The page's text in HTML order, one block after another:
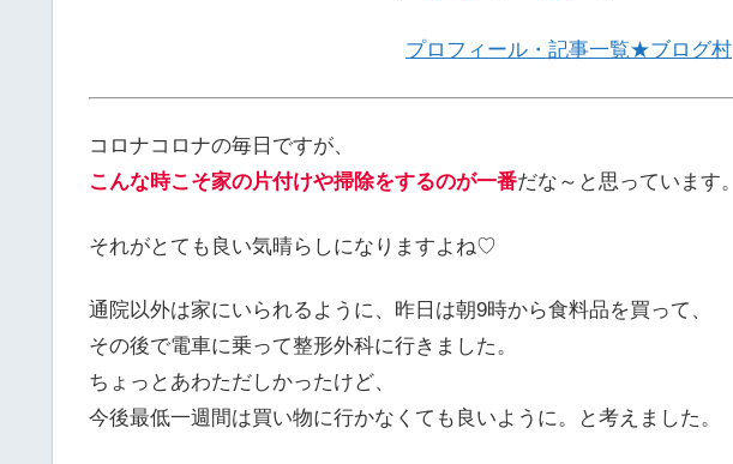
プロフィール・記事一覧★ブログ村
コロナコロナの毎日ですが、
こんな時こそ家の片付けや掃除をするのが一番だな～と思っています。
それがとても良い気晴らしになりますよね♡
通院以外は家にいられるように、昨日は朝9時から食料品を買って、
その後で電車に乗って整形外科に行きました。
ちょっとあわただしかったけど、
今後最低一週間は買い物に行かなくても良いように。と考えました。